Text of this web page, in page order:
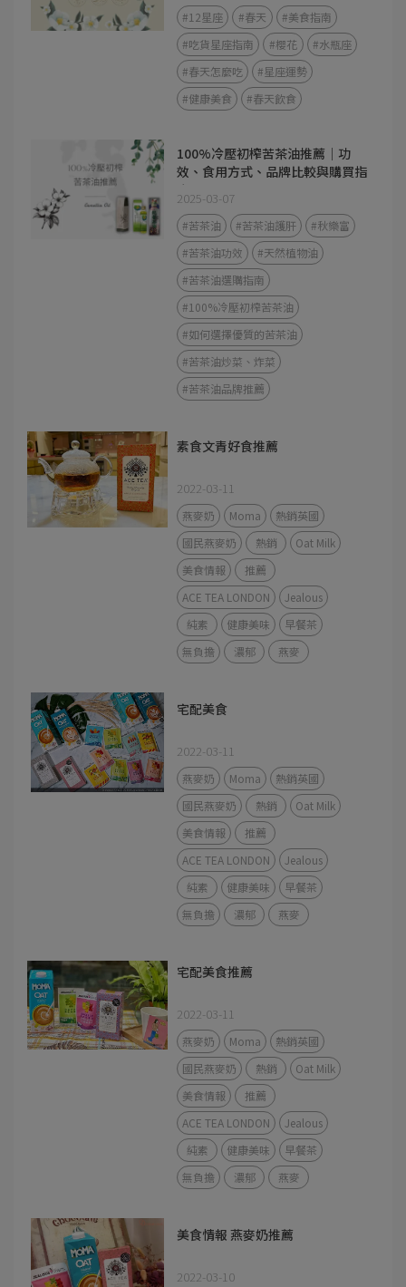
#12星座 #春天
#美食指南
#吃貨星座指南
#櫻花
#水瓶座
#春天怎麼吃
#星座運勢
#健康美食
#春天飲食
100%冷壓初榨苦茶油推薦｜功
效、食用方式、品牌比較與購買指
南
2025-03-07
#苦茶油 #苦茶油護肝
#秋樂富
#苦茶油功效
#天然植物油
#苦茶油選購指南
#100%冷壓初榨苦茶油
#如何選擇優質的苦茶油
#苦茶油炒菜、炸菜
#苦茶油品牌推薦
素食文青好食推薦
2022-03-11
燕麥奶 Moma
熱銷英國
國民燕麥奶
熱銷
Oat Milk
美食情報
推薦
ACE TEA LONDON
Jealous
純素
健康美味
早餐茶
無負擔
濃郁 燕麥
宅配美食
2022-03-11
燕麥奶 Moma
熱銷英國
國民燕麥奶
熱銷
Oat Milk
美食情報
推薦
ACE TEA LONDON
Jealous
純素
健康美味
早餐茶
無負擔
濃郁 燕麥
宅配美食推薦
2022-03-11
燕麥奶 Moma
熱銷英國
國民燕麥奶
熱銷
Oat Milk
美食情報
推薦
ACE TEA LONDON
Jealous
純素
健康美味
早餐茶
無負擔
濃郁 燕麥
美食情報 燕麥奶推薦
2022-03-10